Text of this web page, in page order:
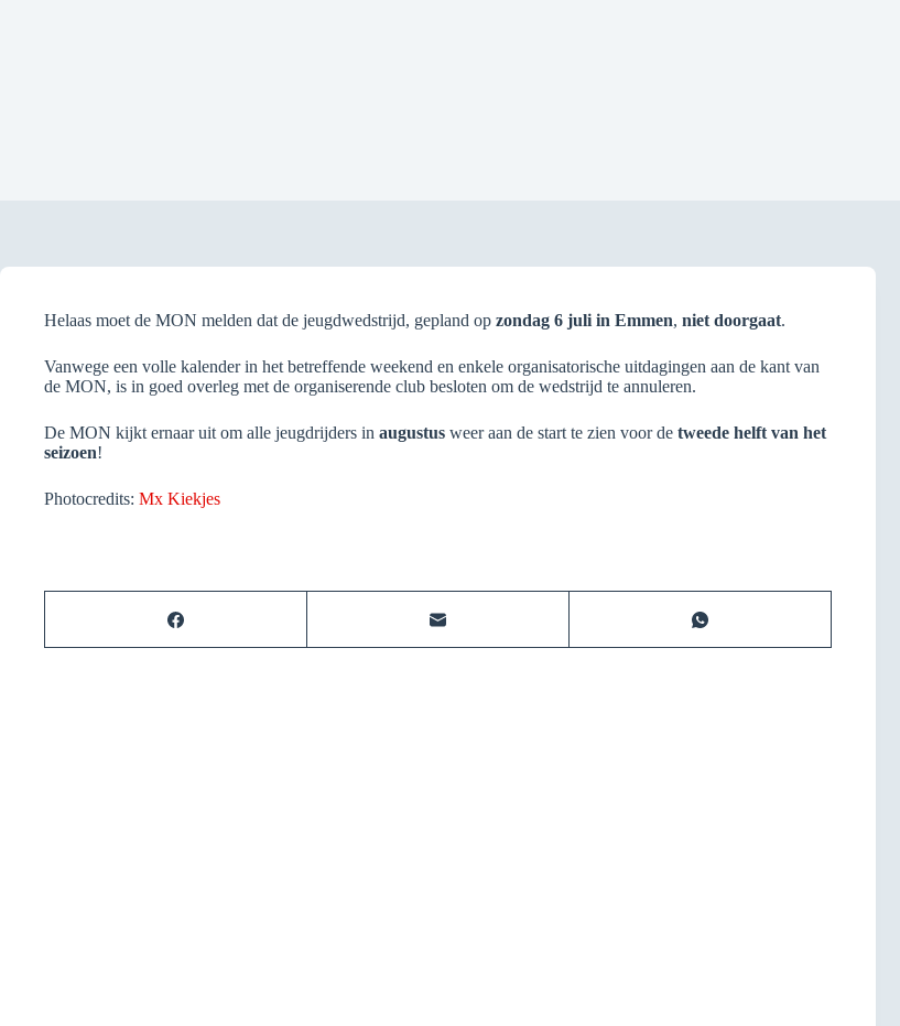
Helaas moet de MON melden dat de jeugdwedstrijd, gepland op zondag 6 juli in Emmen, niet doorgaat.
Vanwege een volle kalender in het betreffende weekend en enkele organisatorische uitdagingen aan de kant van
de MON, is in goed overleg met de organiserende club besloten om de wedstrijd te annuleren.
De MON kijkt ernaar uit om alle jeugdrijders in augustus weer aan de start te zien voor de tweede helft van het
seizoen!
Photocredits: Mx Kiekjes